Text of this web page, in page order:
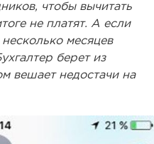
чтобы вычитать
не платят. А если
несколько месяцев
берет из
вешает недостачи на